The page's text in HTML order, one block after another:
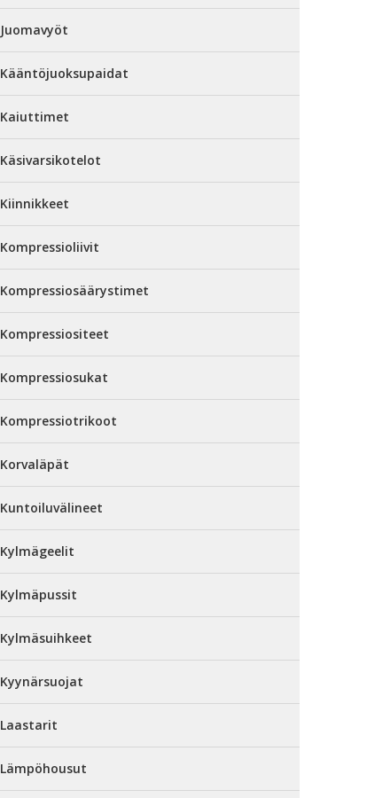
Juomavyöt
Kääntöjuoksupaidat
Kaiuttimet
Käsivarsikotelot
Kiinnikkeet
Kompressioliivit
Kompressiosäärystimet
Kompressiositeet
Kompressiosukat
Kompressiotrikoot
Korvaläpät
Kuntoiluvälineet
Kylmägeelit
Kylmäpussit
Kylmäsuihkeet
Kyynärsuojat
Laastarit
Lämpöhousut